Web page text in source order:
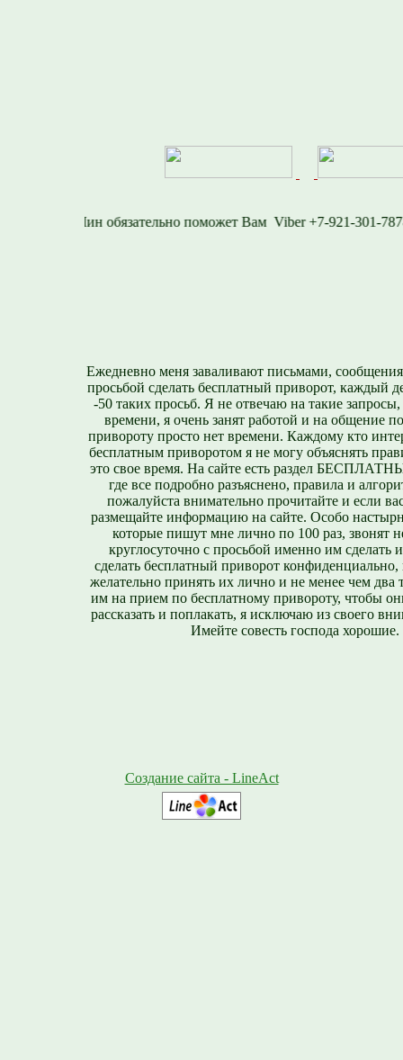
Viber +7-921-
Ежедневно меня заваливают письмами,
просьбой сделать бесплатный приворот, каждый
-50 таких просьб. Я не отвечаю на такие
времени, я очень занят работой и на общение
привороту просто нет времени. Каждому кто
бесплатным приворотом я не могу объяснять
это свое время. На сайте есть раздел
где все подробно разъяснено, правила и
пожалуйста внимательно прочитайте и если
размещайте информацию на сайте. Особо
которые пишут мне лично по 100 раз, звонят
круглосуточно с просьбой именно им сделать
сделать бесплатный приворот конфиденциально,
желательно принять их лично и не менее чем два
им на прием по бесплатному привороту, чтобы
рассказать и поплакать, я исключаю из своего
Имейте совесть господа хорошие.
Создание сайта - LineAct